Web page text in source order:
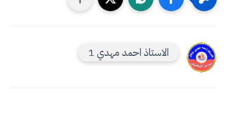
الاستاذ احمد مهدي 1